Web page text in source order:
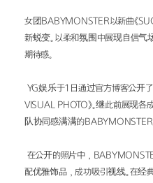
女团BABYMONSTER以新曲《
新蜕变。以柔和氛围中展现自信
期待感。
YG娱乐于1日通过官方博客公开
VISUAL PHOTO》。继此前展现
队协同感满满的BABYMONSTER
在公开的照片中，
配优雅饰品，成功吸引视线。在